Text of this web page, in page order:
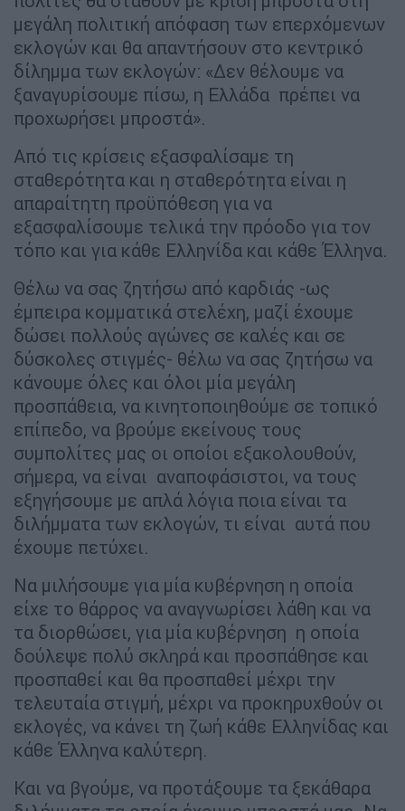
μεγάλη πολιτική απόφαση των επερχόμενων
εκλογών και θα απαντήσουν στο κεντρικό
δίλημμα των εκλογών: «Δεν θέλουμε να
ξαναγυρίσουμε πίσω, η Ελλάδα πρέπει να
προχωρήσει μπροστά».
Από τις κρίσεις εξασφαλίσαμε τη
σταθερότητα και η σταθερότητα είναι η
απαραίτητη προϋπόθεση για να
εξασφαλίσουμε τελικά την πρόοδο για τον
τόπο και για κάθε Ελληνίδα και κάθε Έλληνα.
Θέλω να σας ζητήσω από καρδιάς -ως
έμπειρα κομματικά στελέχη, μαζί έχουμε
δώσει πολλούς αγώνες σε καλές και σε
δύσκολες στιγμές- θέλω να σας ζητήσω να
κάνουμε όλες και όλοι μία μεγάλη
προσπάθεια, να κινητοποιηθούμε σε τοπικό
επίπεδο, να βρούμε εκείνους τους
συμπολίτες μας οι οποίοι εξακολουθούν,
σήμερα, να είναι αναποφάσιστοι, να τους
εξηγήσουμε με απλά λόγια ποια είναι τα
διλήμματα των εκλογών, τι είναι αυτά που
έχουμε πετύχει.
Να μιλήσουμε για μία κυβέρνηση η οποία
είχε το θάρρος να αναγνωρίσει λάθη και να
τα διορθώσει, για μία κυβέρνηση η οποία
δούλεψε πολύ σκληρά και προσπάθησε και
προσπαθεί και θα προσπαθεί μέχρι την
τελευταία στιγμή, μέχρι να προκηρυχθούν οι
εκλογές, να κάνει τη ζωή κάθε Ελληνίδας και
κάθε Έλληνα καλύτερη.
Και να βγούμε, να προτάξουμε τα ξεκάθαρα